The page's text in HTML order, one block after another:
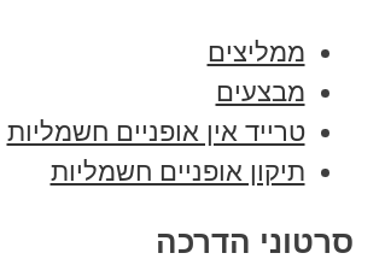
ממליצים
מבצעים
טרייד אין אופניים חשמליות
תיקון אופניים חשמליות
סרטוני הדרכה